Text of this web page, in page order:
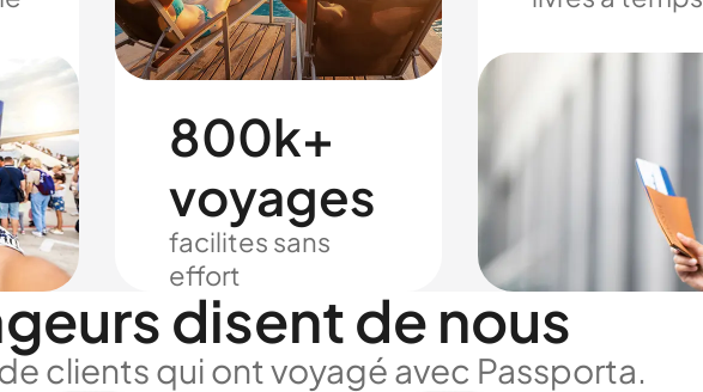
800k+
voyages
facilites sans
effort
disent de nous
clients qui ont voyagé avec Passporta.